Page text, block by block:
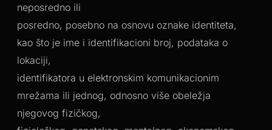
neposredno ili
posredno, posebno na osnovu oznake identiteta,
kao što je ime i identifikacioni broj, podataka o
lokaciji,
identifikatora u elektronskim komunikacionim
mrežama ili jednog, odnosno više obeležja
njegovog fizičkog,